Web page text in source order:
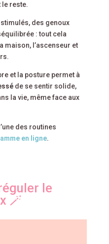
le reste.
des genoux
: tout cela
l’ascenseur et
et la posture permet à
de se sentir solide,
la vie, même face aux
des routines
en ligne.
le
🪄